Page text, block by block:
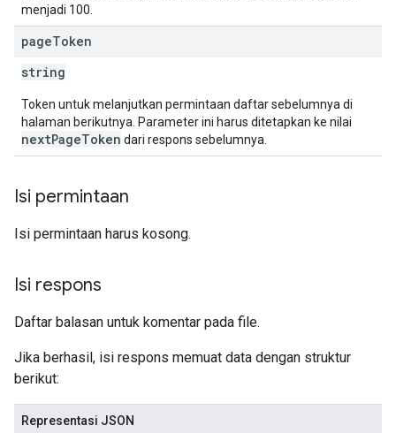
menjadi 100.
pageToken
string
Token untuk melanjutkan permintaan daftar sebelumnya di
halaman berikutnya. Parameter ini harus ditetapkan ke nilai
nextPageToken dari respons sebelumnya.
Isi permintaan
Isi permintaan harus kosong.
Isi respons
Daftar balasan untuk komentar pada file.
Jika berhasil, isi respons memuat data dengan struktur
berikut:
Representasi JSON